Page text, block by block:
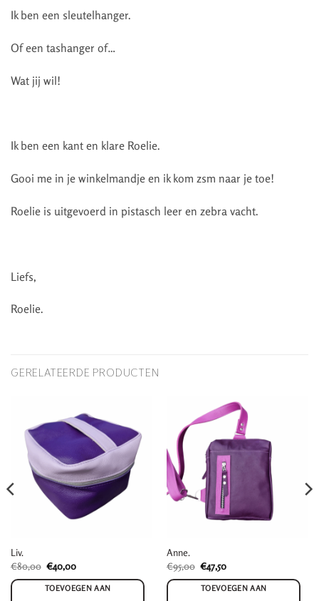
Ik ben een sleutelhanger.
Of een tashanger of…
Wat jij wil!
Ik ben een kant en klare Roelie.
Gooi me in je winkelmandje en ik kom zsm naar je toe!
Roelie is uitgevoerd in pistasch leer en zebra vacht.
Liefs,
Roelie.
GERELATEERDE PRODUCTEN
Liv.
€80,00 Oorspronkelijke
prijs
was:
€80,00.
€40,00Huidige
is:
€40,00.
TOEVOEGEN AAN
Anne.
€95,00 Oorspronkelijke
prijs
was:
€95,00.
€47,50Huidige
is:
€47,50.
TOEVOEGEN AAN